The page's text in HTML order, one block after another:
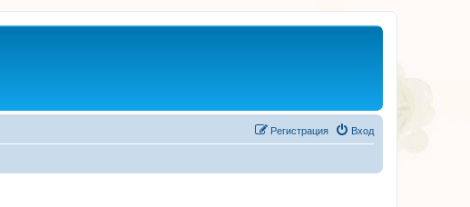
Вход
Регистрация